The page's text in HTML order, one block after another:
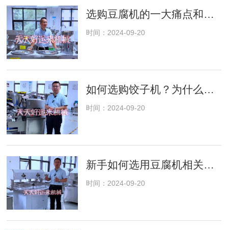
选购豆腐机的一大痛点和一大难点，你是否也与到了这样的问题。
时间：2024-09-20
如何选购饺子机？为什么饺子机不出饺子？饺子机的区别在哪里？
时间：2024-09-20
新手如何选用豆腐机相关设备，细切决定成败!
时间：2024-09-20